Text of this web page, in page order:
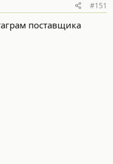
#151
поставщика